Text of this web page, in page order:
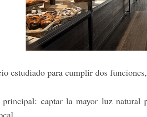
estudiado para cumplir dos
principal: captar la mayor luz natural